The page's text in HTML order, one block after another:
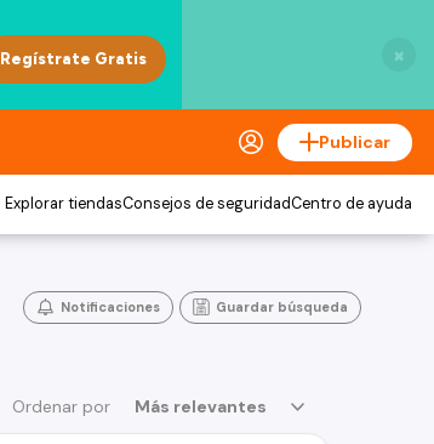
×
Publicar
Explorar tiendasConsejos de seguridadCentro de ayuda
Notificaciones Guardar búsqueda
Ordenar por Más relevantes